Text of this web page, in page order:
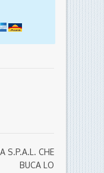
S.P.A.L. CHE
BUCA LO